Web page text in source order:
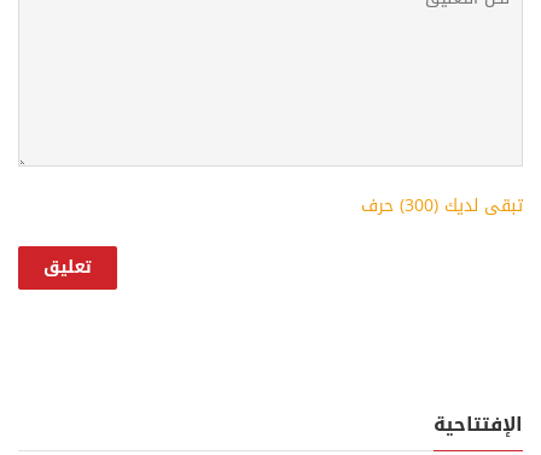
تبقى لديك (300) حرف
الإفتتاحية